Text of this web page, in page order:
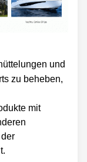
und
zu beheben,
mit